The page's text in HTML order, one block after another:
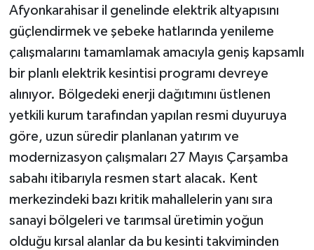
Afyonkarahisar il genelinde elektrik altyapısını
güçlendirmek ve şebeke hatlarında yenileme
çalışmalarını tamamlamak amacıyla geniş kapsamlı
bir planlı elektrik kesintisi programı devreye
alınıyor. Bölgedeki enerji dağıtımını üstlenen
yetkili kurum tarafından yapılan resmi duyuruya
göre, uzun süredir planlanan yatırım ve
modernizasyon çalışmaları 27 Mayıs Çarşamba
sabahı itibarıyla resmen start alacak. Kent
merkezindeki bazı kritik mahallelerin yanı sıra
sanayi bölgeleri ve tarımsal üretimin yoğun
olduğu kırsal alanlar da bu kesinti takviminden